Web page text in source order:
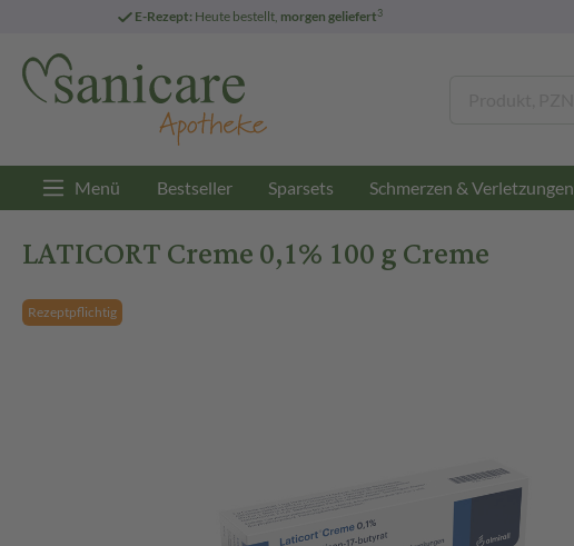
E-Rezept: Heute bestellt, morgen geliefert3
Menü Bestseller Sparsets Schmerzen & Verletzungen
LATICORT Creme 0,1% 100 g Creme
Rezeptpflichtig